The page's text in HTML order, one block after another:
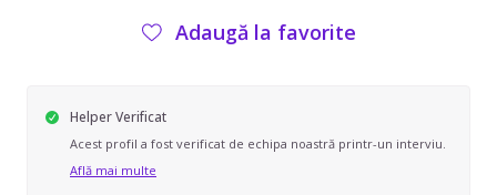
Adaugă la favorite
Helper Verificat
Acest profil a fost verificat de echipa noastră printr-un interviu.
Află mai multe